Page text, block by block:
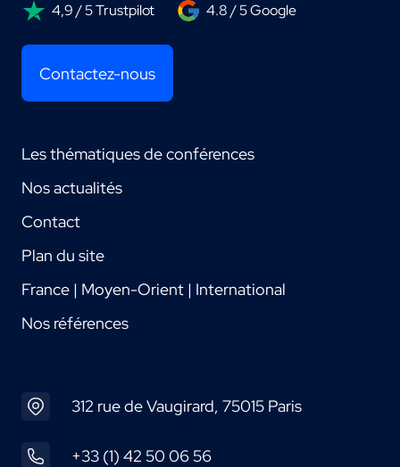
4,9 / 5 Trustpilot 4.8 / 5 Google
Contactez-nous
Les thématiques de conférences
Nos actualités
Contact
Plan du site
France | Moyen-Orient | International
Nos références
312 rue de Vaugirard, 75015 Paris
+33 (1) 42 50 06 56